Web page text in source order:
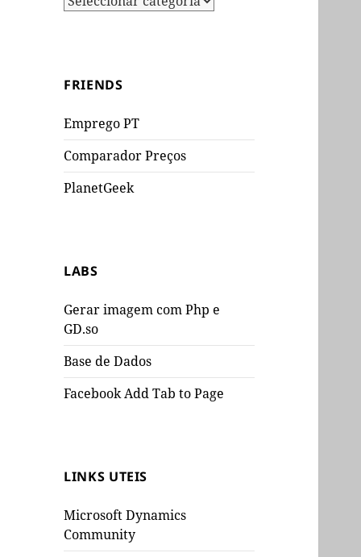
FRIENDS
Emprego PT
Comparador Preços
PlanetGeek
LABS
Gerar imagem com Php e
GD.so
Base de Dados
Facebook Add Tab to Page
LINKS UTEIS
Microsoft Dynamics
Community